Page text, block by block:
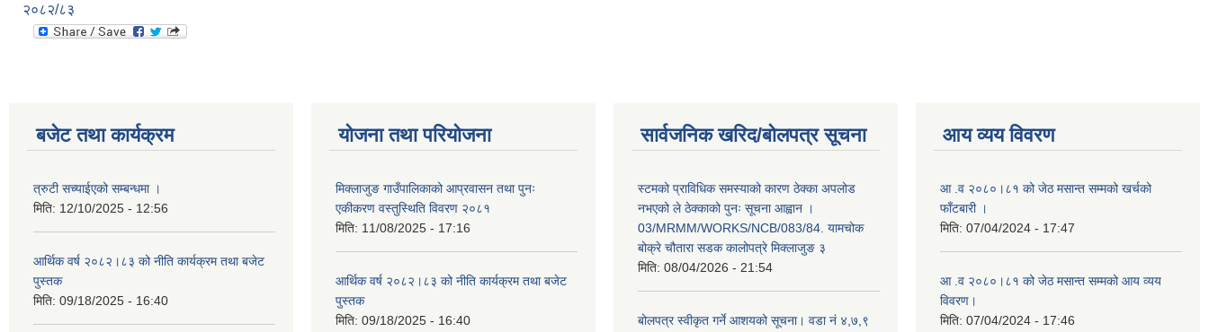
२०८२/८३
बजेट तथा कार्यक्रम
त्रुटी सच्याईएको सम्बन्धमा ।
मिति: 12/10/2025 - 12:56
आर्थिक वर्ष २०८२।८३ को नीति कार्यक्रम तथा बजेट
पुस्तक
मिति: 09/18/2025 - 16:40
योजना तथा परियोजना
मिक्लाजुङ गाउँपालिकाको आप्रवासन तथा पुनः
एकीकरण वस्तुस्थिति विवरण २०८१
मिति: 11/08/2025 - 17:16
आर्थिक वर्ष २०८२।८३ को नीति कार्यक्रम तथा बजेट
पुस्तक
मिति: 09/18/2025 - 16:40
सार्वजनिक खरिद/बोलपत्र सूचना
स्टमको प्राविधिक समस्याको कारण ठेक्का अपलोड
नभएको ले ठेक्काको पुनः सूचना आह्वान ।
03/MRMM/WORKS/NCB/083/84. यामचोक
बोक्रे चौतारा सडक कालोपत्रे मिक्लाजुङ ३
मिति: 08/04/2026 - 21:54
बोलपत्र स्वीकृत गर्ने आशयको सूचना। वडा नं ४,७,९
आय व्यय विवरण
आ .व २०८०।८१ को जेठ मसान्त सम्मको खर्चको
फाँटबारी ।
मिति: 07/04/2024 - 17:47
आ .व २०८०।८१ को जेठ मसान्त सम्मको आय व्यय
विवरण।
मिति: 07/04/2024 - 17:46